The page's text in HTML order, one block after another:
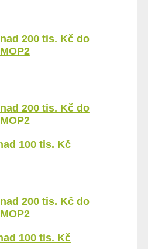
200 tis. Kč do
200 tis. Kč do
100 tis. Kč
200 tis. Kč do
100 tis. Kč